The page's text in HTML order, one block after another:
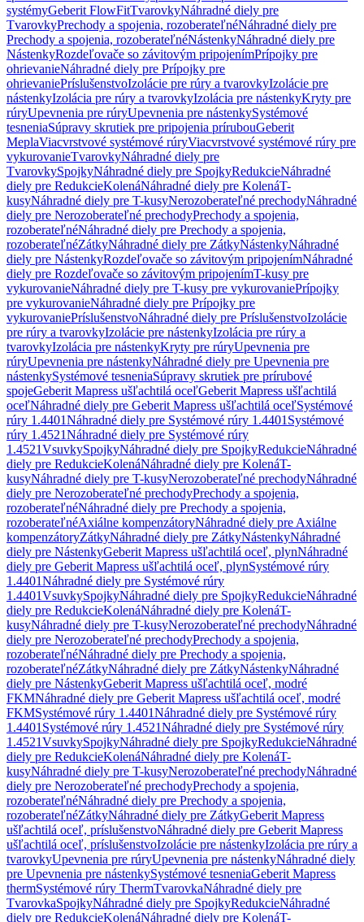
systémyGeberit FlowFitTvarovkyNáhradné diely pre
TvarovkyPrechody a spojenia, rozoberateľnéNáhradné diely pre
Prechody a spojenia, rozoberateľnéNástenkyNáhradné diely pre
NástenkyRozdeľovače so závitovým pripojenímPrípojky pre
ohrievanieNáhradné diely pre Prípojky pre
ohrievaniePríslušenstvoIzolácie pre rúry a tvarovkyIzolácie pre
nástenkyIzolácia pre rúry a tvarovkyIzolácia pre nástenkyKryty pre
rúryUpevnenia pre rúryUpevnenia pre nástenkySystémové
tesneniaSúpravy skrutiek pre pripojenia prírubouGeberit
MeplaViacvrstvové systémové rúryViacvrstvové systémové rúry pre
vykurovanieTvarovkyNáhradné diely pre
TvarovkySpojkyNáhradné diely pre SpojkyRedukcieNáhradné
diely pre RedukcieKolenáNáhradné diely pre KolenáT-
kusyNáhradné diely pre T-kusyNerozoberateľné prechodyNáhradné
diely pre Nerozoberateľné prechodyPrechody a spojenia,
rozoberateľnéNáhradné diely pre Prechody a spojenia,
rozoberateľnéZátkyNáhradné diely pre ZátkyNástenkyNáhradné
diely pre NástenkyRozdeľovače so závitovým pripojenímNáhradné
diely pre Rozdeľovače so závitovým pripojenímT-kusy pre
vykurovanieNáhradné diely pre T-kusy pre vykurovaniePrípojky
pre vykurovanieNáhradné diely pre Prípojky pre
vykurovaniePríslušenstvoNáhradné diely pre PríslušenstvoIzolácie
pre rúry a tvarovkyIzolácie pre nástenkyIzolácia pre rúry a
tvarovkyIzolácia pre nástenkyKryty pre rúryUpevnenia pre
rúryUpevnenia pre nástenkyNáhradné diely pre Upevnenia pre
nástenkySystémové tesneniaSúpravy skrutiek pre prírubové
spojeGeberit Mapress ušľachtilá oceľGeberit Mapress ušľachtilá
oceľNáhradné diely pre Geberit Mapress ušľachtilá oceľSystémové
rúry 1.4401Náhradné diely pre Systémové rúry 1.4401 Systémové
rúry 1.4521Náhradné diely pre Systémové rúry
1.4521VsuvkySpojkyNáhradné diely pre SpojkyRedukcieNáhradné
diely pre RedukcieKolenáNáhradné diely pre KolenáT-
kusyNáhradné diely pre T-kusyNerozoberateľné prechodyNáhradné
diely pre Nerozoberateľné prechodyPrechody a spojenia,
rozoberateľnéNáhradné diely pre Prechody a spojenia,
rozoberateľnéAxiálne kompenzátoryNáhradné diely pre Axiálne
kompenzátoryZátkyNáhradné diely pre ZátkyNástenkyNáhradné
diely pre NástenkyGeberit Mapress ušľachtilá oceľ, plynNáhradné
diely pre Geberit Mapress ušľachtilá oceľ, plynSystémové rúry
1.4401Náhradné diely pre Systémové rúry
1.4401VsuvkySpojkyNáhradné diely pre SpojkyRedukcieNáhradné
diely pre RedukcieKolenáNáhradné diely pre KolenáT-
kusyNáhradné diely pre T-kusyNerozoberateľné prechodyNáhradné
diely pre Nerozoberateľné prechodyPrechody a spojenia,
rozoberateľnéNáhradné diely pre Prechody a spojenia,
rozoberateľnéZátkyNáhradné diely pre ZátkyNástenkyNáhradné
diely pre NástenkyGeberit Mapress ušľachtilá oceľ, modré
FKMNáhradné diely pre Geberit Mapress ušľachtilá oceľ, modré
FKMSystémové rúry 1.4401Náhradné diely pre Systémové rúry
1.4401 Systémové rúry 1.4521Náhradné diely pre Systémové rúry
1.4521VsuvkySpojkyNáhradné diely pre SpojkyRedukcieNáhradné
diely pre RedukcieKolenáNáhradné diely pre KolenáT-
kusyNáhradné diely pre T-kusyNerozoberateľné prechodyNáhradné
diely pre Nerozoberateľné prechodyPrechody a spojenia,
rozoberateľnéNáhradné diely pre Prechody a spojenia,
rozoberateľnéZátkyNáhradné diely pre ZátkyGeberit Mapress
ušľachtilá oceľ, príslušenstvoNáhradné diely pre Geberit Mapress
ušľachtilá oceľ, príslušenstvoIzolácie pre nástenkyIzolácia pre rúry a
tvarovkyUpevnenia pre rúryUpevnenia pre nástenkyNáhradné diely
pre Upevnenia pre nástenkySystémové tesneniaGeberit Mapress
thermSystémové rúry ThermTvarovkaNáhradné diely pre
TvarovkaSpojkyNáhradné diely pre SpojkyRedukcieNáhradné
diely pre RedukcieKolenáNáhradné diely pre KolenáT-